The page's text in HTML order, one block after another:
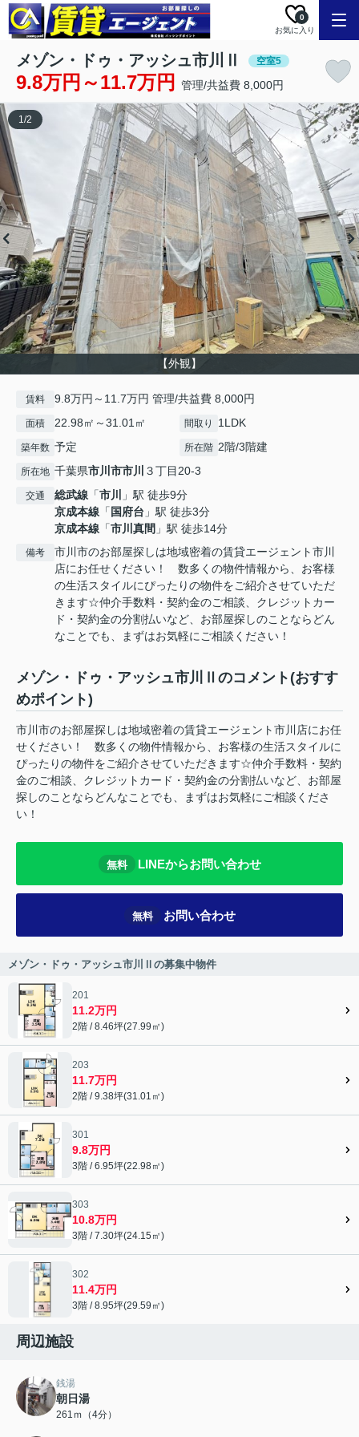
お気に入り
0
メゾン・ドゥ・アッシュ市川Ⅱ 空室5
9.8万円～11.7万円 管理/共益費 8,000円
【外観】
1/2
賃料 9.8万円～11.7万円 管理/共益費 8,000円
面積 22.98㎡～31.01㎡ 間取り 1LDK
築年数 予定 所在階 2階/3階建
所在地 千葉県市川市市川 ３丁目20-3
交通 総武線 「市川
」駅 徒歩9分
京成本線 「 国府台 」駅 徒歩3分
京成本線 「市川真間 」駅 徒歩14分
備考
市川市のお部屋探しは地域密着の賃貸エージェント市川
店にお任せください！ 数多くの物件情報から、お客様
の生活スタイルにぴったりの物件をご紹介させていただ
きます☆仲介手数料・契約金のご相談、クレジットカー
ド・契約金の分割払いなど、お部屋探しのことならどん
なことでも、まずはお気軽にご相談ください！
メゾン・ドゥ・アッシュ市川Ⅱのコメント(おすす
めポイント)
市川市のお部屋探しは地域密着の賃貸エージェント市川店にお任
せください！ 数多くの物件情報から、お客様の生活スタイルに
ぴったりの物件をご紹介させていただきます☆仲介手数料・契約
金のご相談、クレジットカード・契約金の分割払いなど、お部屋
探しのことならどんなことでも、まずはお気軽にご相談くださ
い！
無料 LINEからお問い合わせ
無料 お問い合わせ
メゾン・ドゥ・アッシュ市川Ⅱの募集中物件
201
11.2万円
2階 / 8.46坪(27.99㎡)
203
11.7万円
2階 / 9.38坪(31.01㎡)
301
9.8万円
3階 / 6.95坪(22.98㎡)
303
10.8万円
3階 / 7.30坪(24.15㎡)
302
11.4万円
3階 / 8.95坪(29.59㎡)
周辺施設
銭湯
朝日湯
261ｍ（4分）